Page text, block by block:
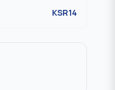
KSR14